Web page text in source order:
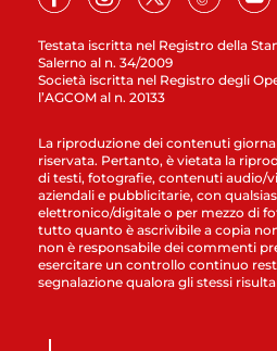
Testata iscritta nel Registro della
Salerno al n. 34/2009
Società iscritta nel Registro degli
l’AGCOM al n. 20133
La riproduzione dei contenuti
riservata. Pertanto, è vietata la
di testi, fotografie, contenuti audio/
aziendali e pubblicitarie, con
elettronico/digitale o per mezzo di
tutto quanto è ascrivibile a copia
non è responsabile dei commenti
esercitare un controllo continuo
segnalazione qualora gli stessi